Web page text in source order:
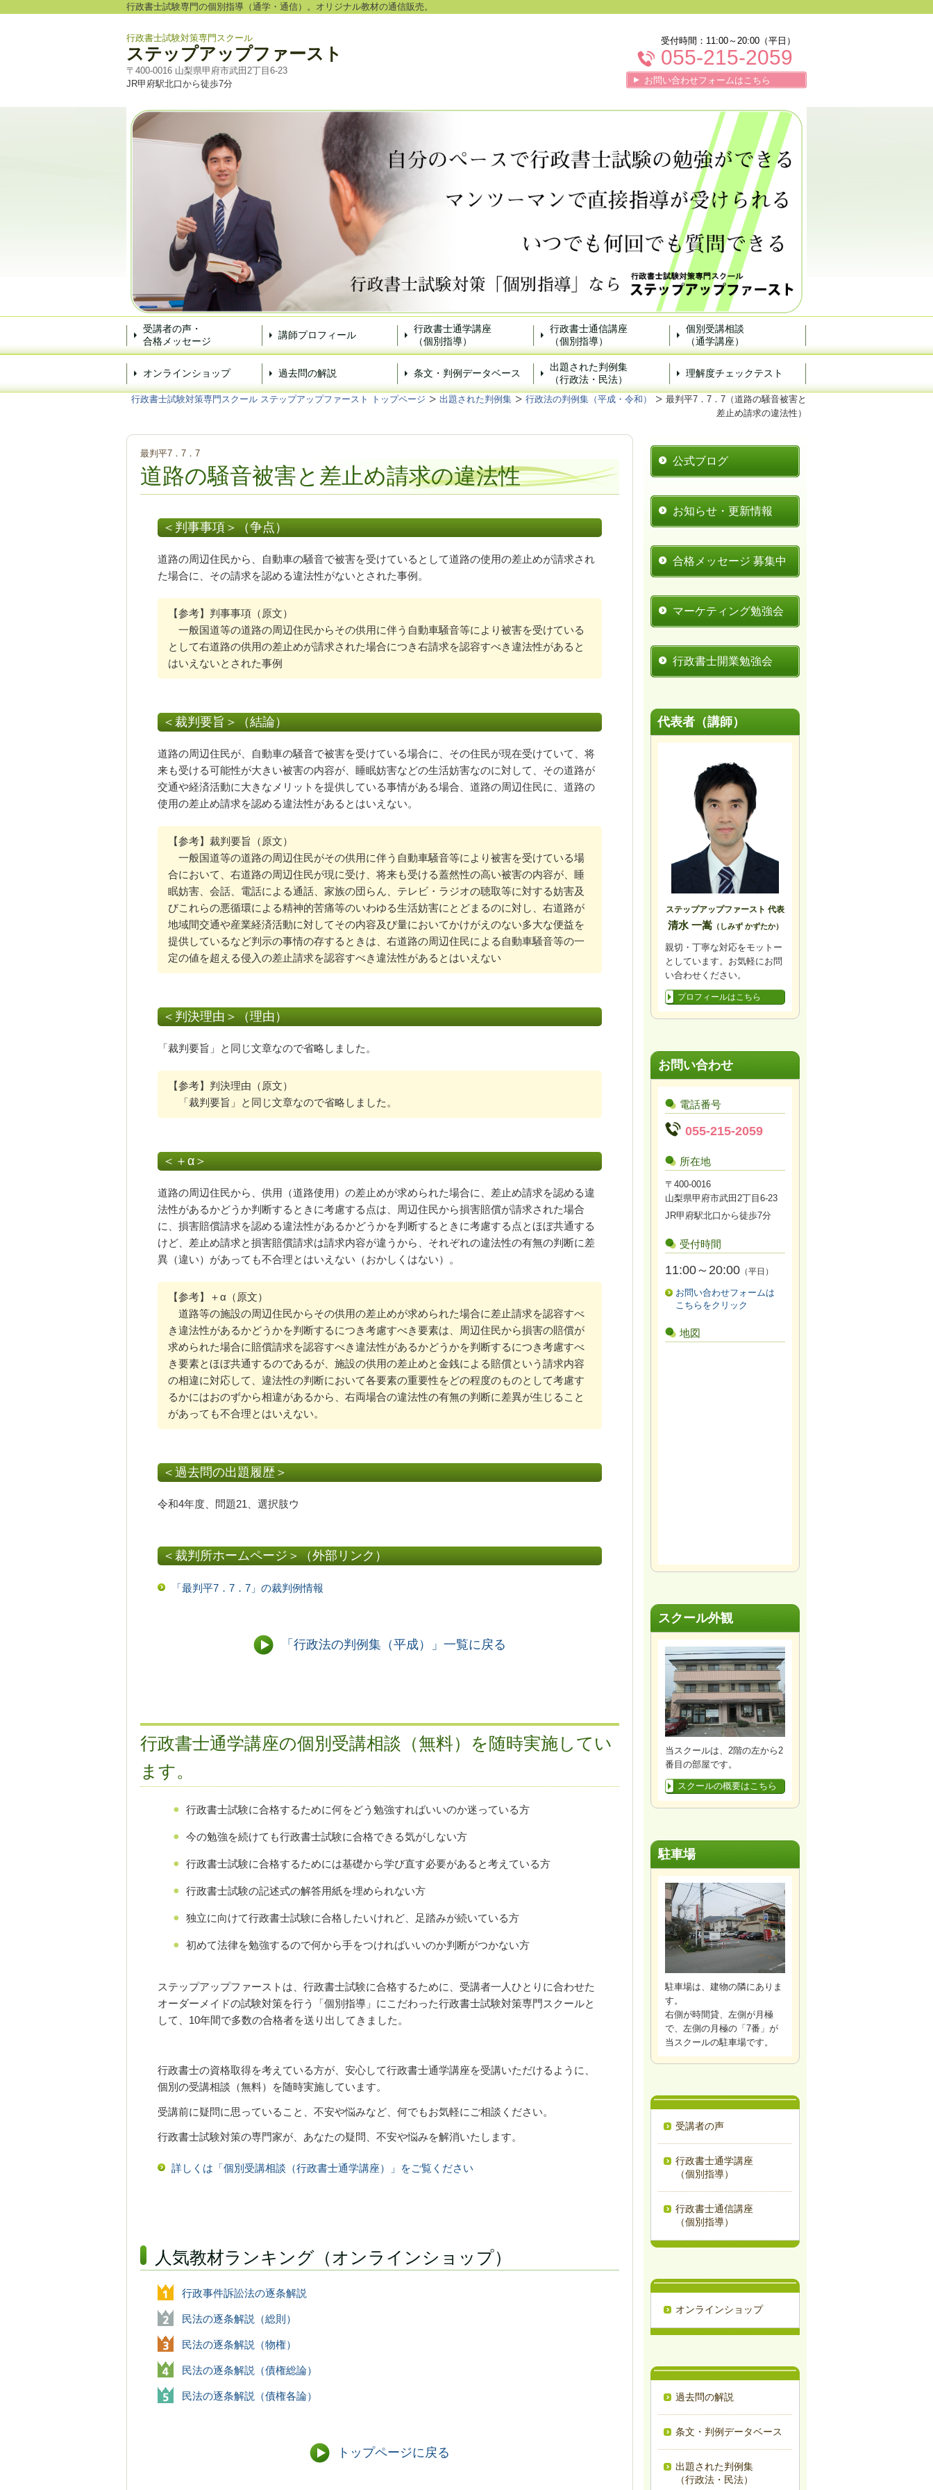
行政書士試験専門の個別指導（通学・通信）。オリジナル教材の通信販売。
行政書士試験対策専門スクール
ステップアップファースト
〒400-0016 山梨県甲府市武田2丁目6-23
JR甲府駅北口から徒歩7分
受付時間：11:00～20:00（平日）
055-215-2059
お問い合わせフォームはこちら
受講者の声・
合格メッセージ
講師プロフィール
行政書士通学講座
（個別指導）
行政書士通信講座
（個別指導）
個別受講相談
（通学講座）
オンラインショップ 過去問の解説 条文・判例データベース
出題された判例集
（行政法・民法）
理解度チェックテスト
行政書士試験対策専門スクール ステップアップファースト トップページ 出題された判例集 行政法の判例集（平成・令和）
最判平7．7．7（道路の騒音被害と
差止め請求の違法性）
最判平7．7．7
道路の騒音被害と差止め請求の違法性
＜判事事項＞（争点）
道路の周辺住民から、自動車の騒音で被害を受けているとして道路の使用の差止めが請求され
た場合に、その請求を認める違法性がないとされた事例。
【参考】判事事項（原文）
一般国道等の道路の周辺住民からその供用に伴う自動車騒音等により被害を受けている
として右道路の供用の差止めが請求された場合につき右請求を認容すべき違法性があると
はいえないとされた事例
＜裁判要旨＞（結論）
道路の周辺住民が、自動車の騒音で被害を受けている場合に、その住民が現在受けていて、将
来も受ける可能性が大きい被害の内容が、睡眠妨害などの生活妨害なのに対して、その道路が
交通や経済活動に大きなメリットを提供している事情がある場合、道路の周辺住民に、道路の
使用の差止め請求を認める違法性があるとはいえない。
【参考】裁判要旨（原文）
一般国道等の道路の周辺住民がその供用に伴う自動車騒音等により被害を受けている場
合において、右道路の周辺住民が現に受け、将来も受ける蓋然性の高い被害の内容が、睡
眠妨害、会話、電話による通話、家族の団らん、テレビ・ラジオの聴取等に対する妨害及
びこれらの悪循環による精神的苦痛等のいわゆる生活妨害にとどまるのに対し、右道路が
地域間交通や産業経済活動に対してその内容及び量においてかけがえのない多大な便益を
提供しているなど判示の事情の存するときは、右道路の周辺住民による自動車騒音等の一
定の値を超える侵入の差止請求を認容すべき違法性があるとはいえない
＜判決理由＞（理由）
「裁判要旨」と同じ文章なので省略しました。
【参考】判決理由（原文）
「裁判要旨」と同じ文章なので省略しました。
＜＋α＞
道路の周辺住民から、供用（道路使用）の差止めが求められた場合に、差止め請求を認める違
法性があるかどうか判断するときに考慮する点は、周辺住民から損害賠償が請求された場合
に、損害賠償請求を認める違法性があるかどうかを判断するときに考慮する点とほぼ共通する
けど、差止め請求と損害賠償請求は請求内容が違うから、それぞれの違法性の有無の判断に差
異（違い）があっても不合理とはいえない（おかしくはない）。
【参考】＋α（原文）
道路等の施設の周辺住民からその供用の差止めが求められた場合に差止請求を認容すべ
き違法性があるかどうかを判断するにつき考慮すべき要素は、周辺住民から損害の賠償が
求められた場合に賠償請求を認容すべき違法性があるかどうかを判断するにつき考慮すべ
き要素とほぼ共通するのであるが、施設の供用の差止めと金銭による賠償という請求内容
の相違に対応して、違法性の判断において各要素の重要性をどの程度のものとして考慮す
るかにはおのずから相違があるから、右両場合の違法性の有無の判断に差異が生じること
があっても不合理とはいえない。
＜過去問の出題履歴＞
令和4年度、問題21、選択肢ウ
＜裁判所ホームページ＞（外部リンク）
「最判平7．7．7」の裁判例情報
「行政法の判例集（平成）」一覧に戻る
行政書士通学講座の個別受講相談（無料）を随時実施してい
ます。
行政書士試験に合格するために何をどう勉強すればいいのか迷っている方
今の勉強を続けても行政書士試験に合格できる気がしない方
行政書士試験に合格するためには基礎から学び直す必要があると考えている方
行政書士試験の記述式の解答用紙を埋められない方
独立に向けて行政書士試験に合格したいけれど、足踏みが続いている方
初めて法律を勉強するので何から手をつければいいのか判断がつかない方
ステップアップファーストは、行政書士試験に合格するために、受講者一人ひとりに合わせた
オーダーメイドの試験対策を行う「個別指導」にこだわった行政書士試験対策専門スクールと
して、10年間で多数の合格者を送り出してきました。
行政書士の資格取得を考えている方が、安心して行政書士通学講座を受講いただけるように、
個別の受講相談（無料）を随時実施しています。
受講前に疑問に思っていること、不安や悩みなど、何でもお気軽にご相談ください。
行政書士試験対策の専門家が、あなたの疑問、不安や悩みを解消いたします。
詳しくは「個別受講相談（行政書士通学講座）」をご覧ください
人気教材ランキング（オンラインショップ）
行政事件訴訟法の逐条解説
民法の逐条解説（総則）
民法の逐条解説（物権）
民法の逐条解説（債権総論）
民法の逐条解説（債権各論）
トップページに戻る
公式ブログ
お知らせ・更新情報
合格メッセージ 募集中
マーケティング勉強会
行政書士開業勉強会
代表者（講師）
ステップアップファースト 代表
清水 一嵩（しみず かずたか）
親切・丁寧な対応をモットー
としています。お気軽にお問
い合わせください。
プロフィールはこちら
お問い合わせ
電話番号
055-215-2059
所在地
〒400-0016
山梨県甲府市武田2丁目6-23
JR甲府駅北口から徒歩7分
受付時間
11:00～20:00 （平日）
お問い合わせフォームは
こちらをクリック
地図
スクール外観
当スクールは、2階の左から2
番目の部屋です。
スクールの概要はこちら
駐車場
駐車場は、建物の隣にありま
す。
右側が時間貸、左側が月極
で、左側の月極の「7番」が
当スクールの駐車場です。
受講者の声
行政書士通学講座
（個別指導）
行政書士通信講座
（個別指導）
オンラインショップ
過去問の解説
条文・判例データベース
出題された判例集
（行政法・民法）